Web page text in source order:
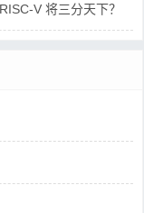
V 将三分天下？